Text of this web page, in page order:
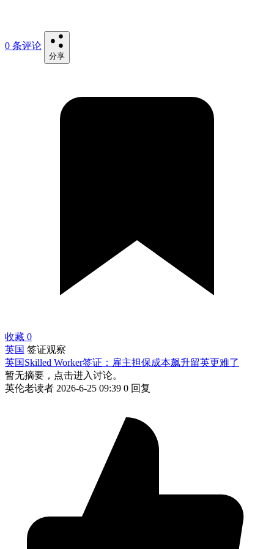
0 条评论
分享
收藏 0
英国 签证观察
英国Skilled Worker签证：雇主担保成本飙升留英更难了
暂无摘要，点击进入讨论。
英伦老读者 2026-6-25 09:39 0 回复